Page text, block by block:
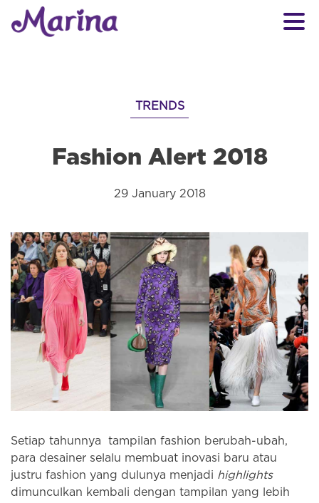
TRENDS
Fashion Alert 2018
29 January 2018
Setiap tahunnya tampilan fashion berubah-ubah,
para desainer selalu membuat inovasi baru atau
justru fashion yang dulunya menjadi highlights
dimunculkan kembali dengan tampilan yang lebih